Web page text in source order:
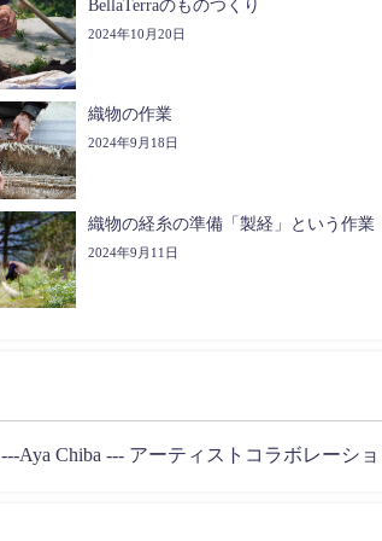
BellaTerraのものつくり
2024年10月20日
織物の作業
2024年9月18日
織物の経糸の準備「製経」という作業
2024年9月11日
---Aya Chiba --- アーティストコラボレーシ